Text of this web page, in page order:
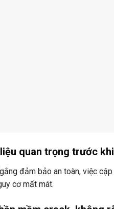
quan trọng trước
đảm bảo an toàn, việc
cơ mất mát.